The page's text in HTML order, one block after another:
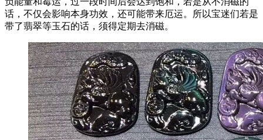
话，不仅会影响本身功效，还可能带来厄运。所以宝迷们若是
带了翡翠等玉石的话，须得定期去消磁。